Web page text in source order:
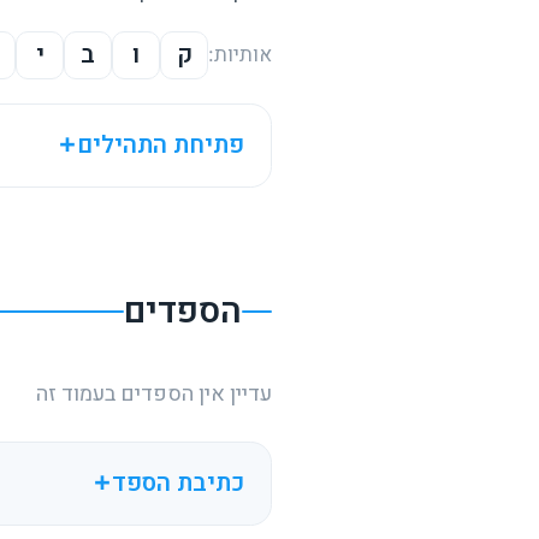
אותיות: ק ו ב י
פתיחת התהילים
הספדים
עדיין אין הספדים בעמוד זה
כתיבת הספד